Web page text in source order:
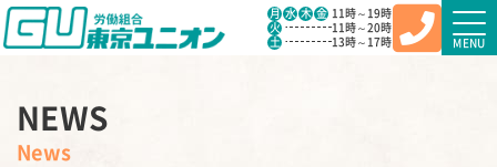
月 水 木 金 11時～19時
火
11時～20時
土
13時～17時 MENU
NEWS
News